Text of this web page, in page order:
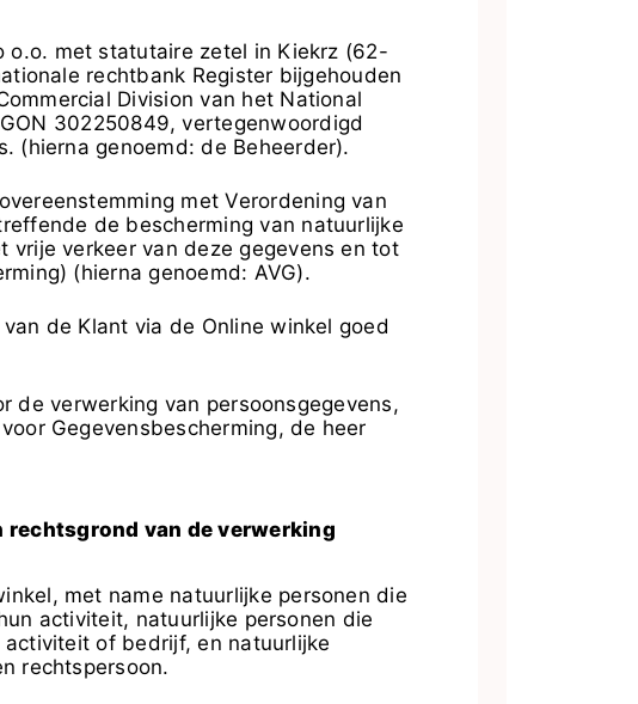
o.o. met statutaire zetel in Kiekrz (62-
rechtbank Register bijgehouden
Division van het National
302250849, vertegenwoordigd
(hierna genoemd: de Beheerder).
met Verordening van
de bescherming van natuurlijke
vrije verkeer van deze gegevens en tot
(hierna genoemd: AVG).
de Klant via de Online winkel goed
de verwerking van persoonsgegevens,
Gegevensbescherming, de heer
rechtsgrond van de verwerking
met name natuurlijke personen die
activiteit, natuurlijke personen die
of bedrijf, en natuurlijke
rechtspersoon.